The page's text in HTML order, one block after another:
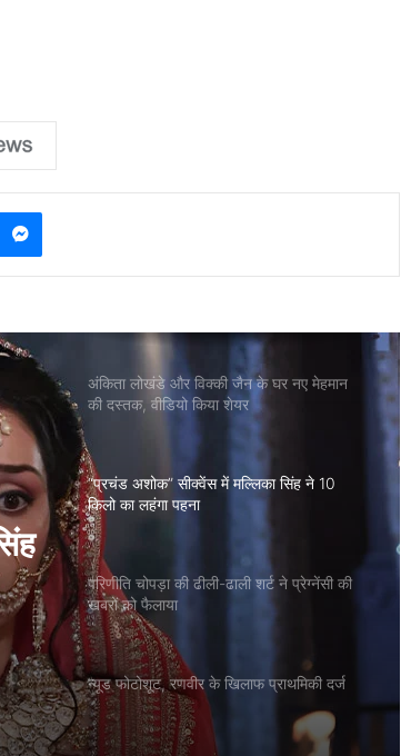
अंकिता लोखंडे और विक्की जैन के घर नए मेहमान
की दस्तक, वीडियो किया शेयर
“प्रचंड अशोक” सीक्वेंस में मल्लिका सिंह ने 10
किलो का लहंगा पहना
परिणीति चोपड़ा की ढीली-ढाली शर्ट ने प्रेग्नेंसी की
खबरों को फैलाया
न्यूड फोटोशूट, रणवीर के खिलाफ प्राथमिकी दर्ज